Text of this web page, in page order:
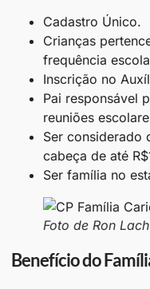
Cadastro Único.
Crianças
frequência
Inscrição no
Pai responsável
reuniões
Ser considerado
cabeça de até
Ser família no
Foto de Ron
Benefício do